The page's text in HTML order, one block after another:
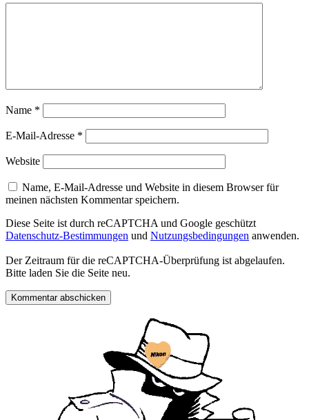
Name *
E-Mail-Adresse *
Website
Name, E-Mail-Adresse und Website in diesem Browser für
meinen nächsten Kommentar speichern.
Diese Seite ist durch reCAPTCHA und Google geschützt
Datenschutz-Bestimmungen und Nutzungsbedingungen anwenden.
Der Zeitraum für die reCAPTCHA-Überprüfung ist abgelaufen.
Bitte laden Sie die Seite neu.